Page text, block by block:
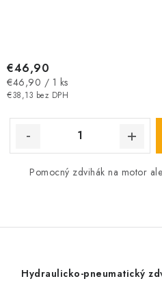
€38,13 bez DPH
€46,90
Jednotková
cena:
€46,90 / 1 ks
Pomocný zdvihák na motor
Hydraulicko-pneumatický